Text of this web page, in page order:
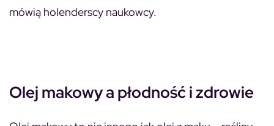
mówią holenderscy naukowcy.
Olej makowy a płodność i zdrowie